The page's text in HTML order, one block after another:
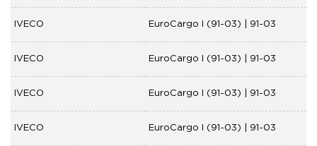
IVECO EuroCargo I (91-03) | 91-03
IVECO EuroCargo I (91-03) | 91-03
IVECO EuroCargo I (91-03) | 91-03
IVECO EuroCargo I (91-03) | 91-03